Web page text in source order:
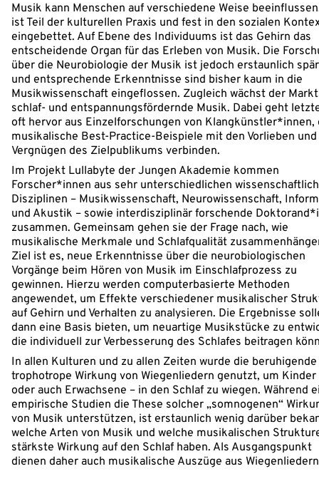
Musik kann Menschen auf verschiedene Weise
ist Teil der kulturellen Praxis und fest in den sozialen
eingebettet. Auf Ebene des Individuums ist das Gehirn das
entscheidende Organ für das Erleben von Musik. Die
über die Neurobiologie der Musik ist jedoch erstaunlich
und entsprechende Erkenntnisse sind bisher kaum in die
Musikwissenschaft eingeflossen. Zugleich wächst der
schlaf- und entspannungsfördernde Musik. Dabei geht
oft hervor aus Einzelforschungen von Klangkünstler*innen,
musikalische Best-Practice-Beispiele mit den Vorlieben
Vergnügen des Zielpublikums verbinden.
Im Projekt Lullabyte der Jungen Akademie kommen
Forscher*innen aus sehr unterschiedlichen
Disziplinen – Musikwissenschaft, Neurowissenschaft,
und Akustik – sowie interdisziplinär forschende
zusammen. Gemeinsam gehen sie der Frage nach, wie
musikalische Merkmale und Schlafqualität
Ziel ist es, neue Erkenntnisse über die neurobiologischen
Vorgänge beim Hören von Musik im Einschlafprozess zu
gewinnen. Hierzu werden computerbasierte Methoden
angewendet, um Effekte verschiedener musikalischer
auf Gehirn und Verhalten zu analysieren. Die Ergebnisse
dann eine Basis bieten, um neuartige Musikstücke zu
die individuell zur Verbesserung des Schlafes beitragen
In allen Kulturen und zu allen Zeiten wurde die
trophotrope Wirkung von Wiegenliedern genutzt, um Kinder
oder auch Erwachsene – in den Schlaf zu wiegen. Während
empirische Studien die These solcher „somnogenen“
von Musik unterstützen, ist erstaunlich wenig darüber
welche Arten von Musik und welche musikalischen
stärkste Wirkung auf den Schlaf haben. Als Ausgangspunkt
dienen daher auch musikalische Auszüge aus